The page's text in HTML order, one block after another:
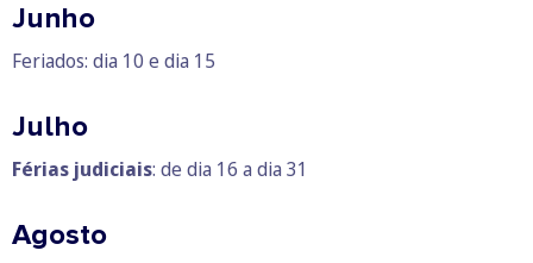
Junho
Feriados: dia 10 e dia 15
Julho
Férias judiciais: de dia 16 a dia 31
Agosto